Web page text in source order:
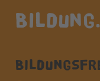
Bildung.